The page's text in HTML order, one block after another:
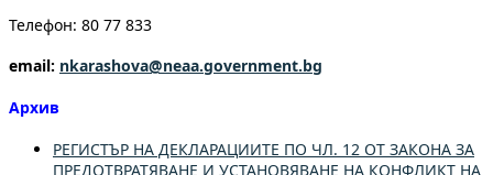
Телефон: 80 77 833
email: nkarashova@neaa.government.bg
Архив
РЕГИСТЪР НА ДЕКЛАРАЦИИТЕ ПО ЧЛ. 12 ОТ ЗАКОНА ЗА
ПРЕДОТВРАТЯВАНЕ И УСТАНОВЯВАНЕ НА КОНФЛИКТ НА